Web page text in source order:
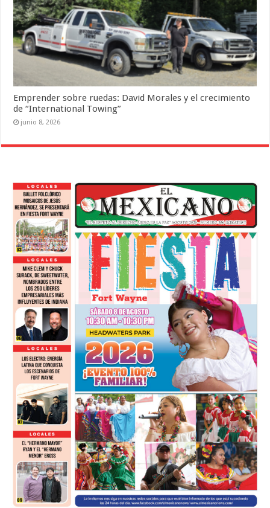
Emprender sobre ruedas: David Morales y el crecimiento
de “International Towing”
junio 8, 2026